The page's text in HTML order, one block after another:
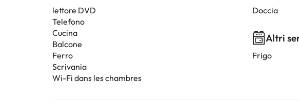
lettore DVD
Telefono
Cucina
Balcone
Ferro
Scrivania
Wi-Fi dans les chambres
Doccia
Altri
Frigo